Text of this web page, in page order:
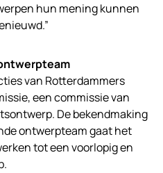
hun mening kunnen
van Rotterdammers
een commissie van
De bekendmaking
ontwerpteam gaat het
tot een voorlopig en